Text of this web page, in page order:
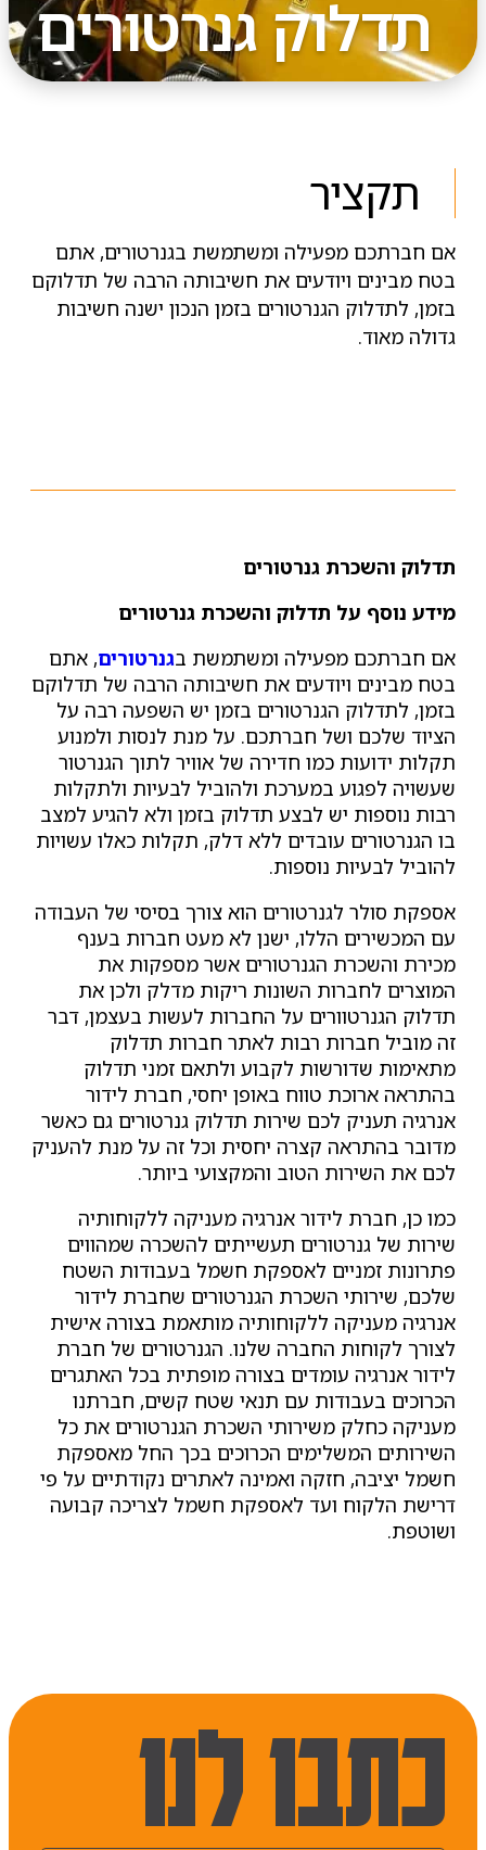
תדלוק גנרטורים
תקציר
אם חברתכם מפעילה ומשתמשת בגנרטורים, אתם
בטח מבינים ויודעים את חשיבותה הרבה של תדלוקם
בזמן, לתדלוק הגנרטורים בזמן הנכון ישנה חשיבות
גדולה מאוד.
תדלוק והשכרת גנרטורים
מידע נוסף על תדלוק והשכרת גנרטורים
אם חברתכם מפעילה ומשתמשת ב גנרטורים, אתם
בטח מבינים ויודעים את חשיבותה הרבה של תדלוקם
בזמן, לתדלוק הגנרטורים בזמן יש השפעה רבה על
הציוד שלכם ושל חברתכם. על מנת לנסות ולמנוע
תקלות ידועות כמו חדירה של אוויר לתוך הגנרטור
שעשויה לפגוע במערכת ולהוביל לבעיות ולתקלות
רבות נוספות יש לבצע תדלוק בזמן ולא להגיע למצב
בו הגנרטורים עובדים ללא דלק, תקלות כאלו עשויות
להוביל לבעיות נוספות.
אספקת סולר לגנרטורים הוא צורך בסיסי של העבודה
עם המכשירים הללו, ישנן לא מעט חברות בענף
מכירת והשכרת הגנרטורים אשר מספקות את
המוצרים לחברות השונות ריקות מדלק ולכן את
תדלוק הגנרטוורים על החברות לעשות בעצמן, דבר
זה מוביל חברות רבות לאתר חברות תדלוק
מתאימות שדורשות לקבוע ולתאם זמני תדלוק
בהתראה ארוכת טווח באופן יחסי, חברת לידור
אנרגיה תעניק לכם שירות תדלוק גנרטורים גם כאשר
מדובר בהתראה קצרה יחסית וכל זה על מנת להעניק
לכם את השירות הטוב והמקצועי ביותר.
כמו כן, חברת לידור אנרגיה מעניקה ללקוחותיה
שירות של גנרטורים תעשייתים להשכרה שמהווים
פתרונות זמניים לאספקת חשמל בעבודות השטח
שלכם, שירותי השכרת הגנרטורים שחברת לידור
אנרגיה מעניקה ללקוחותיה מותאמת בצורה אישית
לצורך לקוחות החברה שלנו. הגנרטורים של חברת
לידור אנרגיה עומדים בצורה מופתית בכל האתגרים
הכרוכים בעבודות עם תנאי שטח קשים, חברתנו
מעניקה כחלק משירותי השכרת הגנרטורים את כל
השירותים המשלימים הכרוכים בכך החל מאספקת
חשמל יציבה, חזקה ואמינה לאתרים נקודתיים על פי
דרישת הלקוח ועד לאספקת חשמל לצריכה קבועה
ושוטפת.
כתבו לנו